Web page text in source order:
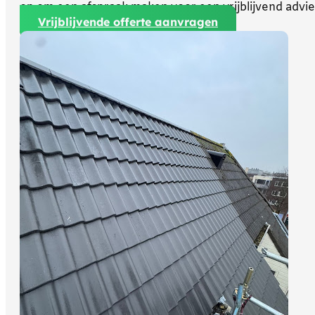
op om een afspraak maken voor een vrijblijvend
Vrijblijvende offerte aanvragen